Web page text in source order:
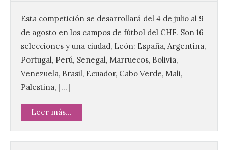
Esta competición se desarrollará del 4 de julio al 9
de agosto en los campos de fútbol del CHF. Son 16
selecciones y una ciudad, León: España, Argentina,
Portugal, Perú, Senegal, Marruecos, Bolivia,
Venezuela, Brasil, Ecuador, Cabo Verde, Mali,
Palestina, […]
Leer más...